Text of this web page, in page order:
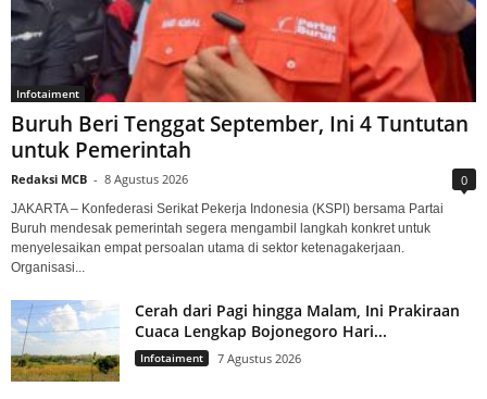
Infotaiment
Buruh Beri Tenggat September, Ini 4 Tuntutan
untuk Pemerintah
Redaksi MCB - 8 Agustus 2026 0
JAKARTA – Konfederasi Serikat Pekerja Indonesia (KSPI) bersama Partai
Buruh mendesak pemerintah segera mengambil langkah konkret untuk
menyelesaikan empat persoalan utama di sektor ketenagakerjaan.
Organisasi...
Cerah dari Pagi hingga Malam, Ini Prakiraan
Cuaca Lengkap Bojonegoro Hari...
Infotaiment 7 Agustus 2026